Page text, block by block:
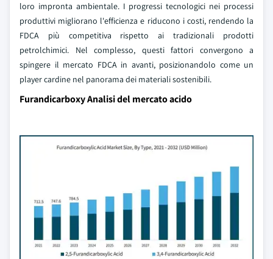
loro impronta ambientale. I progressi tecnologici nei processi
produttivi migliorano l'efficienza e riducono i costi, rendendo la
FDCA più competitiva rispetto ai tradizionali prodotti
petrolchimici. Nel complesso, questi fattori convergono a
spingere il mercato FDCA in avanti, posizionandolo come un
player cardine nel panorama dei materiali sostenibili.
Furandicarboxy Analisi del mercato acido